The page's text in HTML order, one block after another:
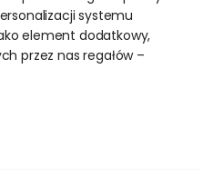
systemu
element dodatkowy,
przez nas regałów –